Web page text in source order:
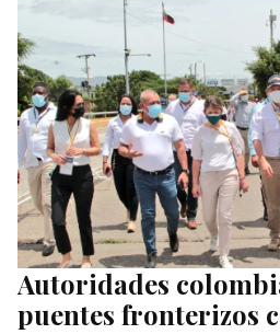
Autoridades
puentes fronterizos